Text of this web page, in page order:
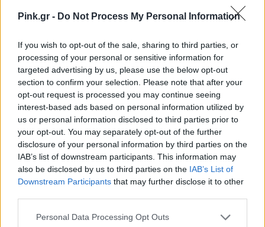
Pink.gr - Do Not Process My Personal Information
If you wish to opt-out of the sale, sharing to third parties, or
processing of your personal or sensitive information for
targeted advertising by us, please use the below opt-out
section to confirm your selection. Please note that after your
opt-out request is processed you may continue seeing
interest-based ads based on personal information utilized by
us or personal information disclosed to third parties prior to
your opt-out. You may separately opt-out of the further
disclosure of your personal information by third parties on the
IAB’s list of downstream participants. This information may
also be disclosed by us to third parties on the IAB’s List of
Downstream Participants that may further disclose it to other
Personal Data Processing Opt Outs